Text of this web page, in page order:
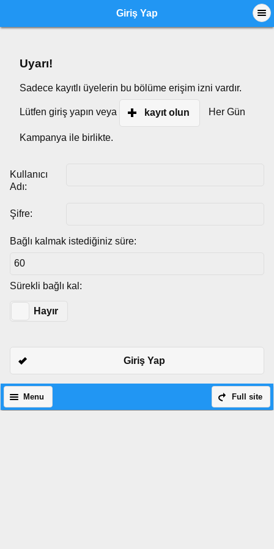
Giriş Yap
Uyarı!
Sadece kayıtlı üyelerin bu bölüme erişim izni vardır.
Lütfen giriş yapın veya kayıt olun Her Gün
Kampanya ile birlikte.
Kullanıcı
Adı:
Şifre:
Bağlı kalmak istediğiniz süre:
Sürekli bağlı kal:
Hayır
Giriş Yap
Full site
Menu